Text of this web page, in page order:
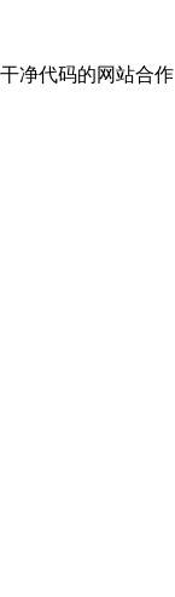
净代码的网站合作